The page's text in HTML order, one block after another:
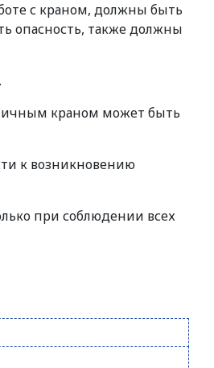
с краном, должны быть
опасность, также должны
краном может быть
к возникновению
при соблюдении всех